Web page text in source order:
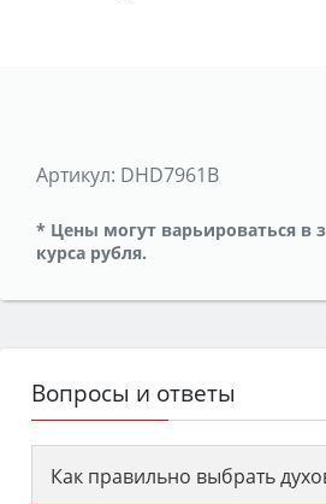
Артикул: DHD7961B
* Цены могут варьироваться в
курса рубля.
Вопросы и ответы
Как правильно выбрать